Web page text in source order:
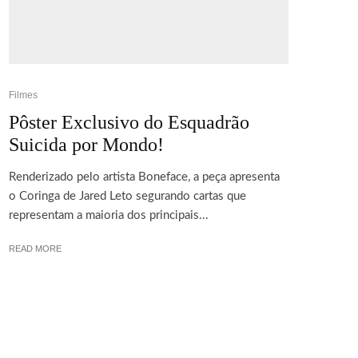
Filmes
Pôster Exclusivo do Esquadrão
Suicida por Mondo!
Renderizado pelo artista Boneface, a peça apresenta
o Coringa de Jared Leto segurando cartas que
representam a maioria dos principais...
READ MORE